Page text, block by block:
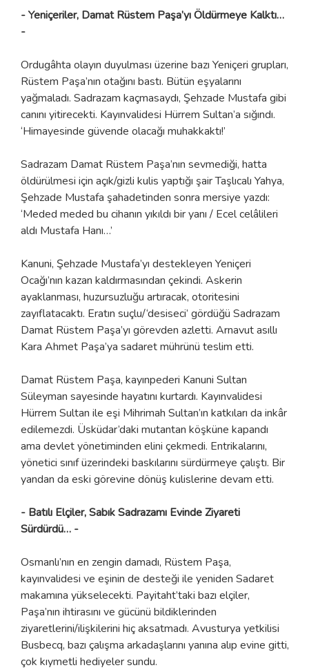
- Yeniçeriler, Damat Rüstem Paşa’yı Öldürmeye Kalktı…
-
Ordugâhta olayın duyulması üzerine bazı Yeniçeri grupları,
Rüstem Paşa’nın otağını bastı. Bütün eşyalarını
yağmaladı. Sadrazam kaçmasaydı, Şehzade Mustafa gibi
canını yitirecekti. Kayınvalidesi Hürrem Sultan’a sığındı.
‘Himayesinde güvende olacağı muhakkaktı!’
Sadrazam Damat Rüstem Paşa’nın sevmediği, hatta
öldürülmesi için açık/gizli kulis yaptığı şair Taşlıcalı Yahya,
Şehzade Mustafa şahadetinden sonra mersiye yazdı:
‘Meded meded bu cihanın yıkıldı bir yanı / Ecel celâlileri
aldı Mustafa Hanı…’
Kanuni, Şehzade Mustafa’yı destekleyen Yeniçeri
Ocağı’nın kazan kaldırmasından çekindi. Askerin
ayaklanması, huzursuzluğu artıracak, otoritesini
zayıflatacaktı. Eratın suçlu/‘desiseci’ gördüğü Sadrazam
Damat Rüstem Paşa’yı görevden azletti. Arnavut asıllı
Kara Ahmet Paşa’ya sadaret mührünü teslim etti.
Damat Rüstem Paşa, kayınpederi Kanuni Sultan
Süleyman sayesinde hayatını kurtardı. Kayınvalidesi
Hürrem Sultan ile eşi Mihrimah Sultan’ın katkıları da inkâr
edilemezdi. Üsküdar’daki mutantan köşküne kapandı
ama devlet yönetiminden elini çekmedi. Entrikalarını,
yönetici sınıf üzerindeki baskılarını sürdürmeye çalıştı. Bir
yandan da eski görevine dönüş kulislerine devam etti.
- Batılı Elçiler, Sabık Sadrazamı Evinde Ziyareti
Sürdürdü… -
Osmanlı’nın en zengin damadı, Rüstem Paşa,
kayınvalidesi ve eşinin de desteği ile yeniden Sadaret
makamına yükselecekti. Payitaht’taki bazı elçiler,
Paşa’nın ihtirasını ve gücünü bildiklerinden
ziyaretlerini/ilişkilerini hiç aksatmadı. Avusturya yetkilisi
Busbecq, bazı çalışma arkadaşlarını yanına alıp evine gitti,
çok kıymetli hediyeler sundu.